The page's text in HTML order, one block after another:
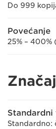
Do 999
Povećanje
25% – 400%
Standardni
Standardno: